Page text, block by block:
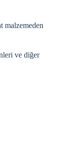
malzemeden
ve diğer